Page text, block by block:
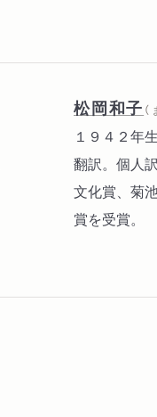
松岡和子
１９４２年
翻訳。個人
文化賞、菊
賞を受賞。